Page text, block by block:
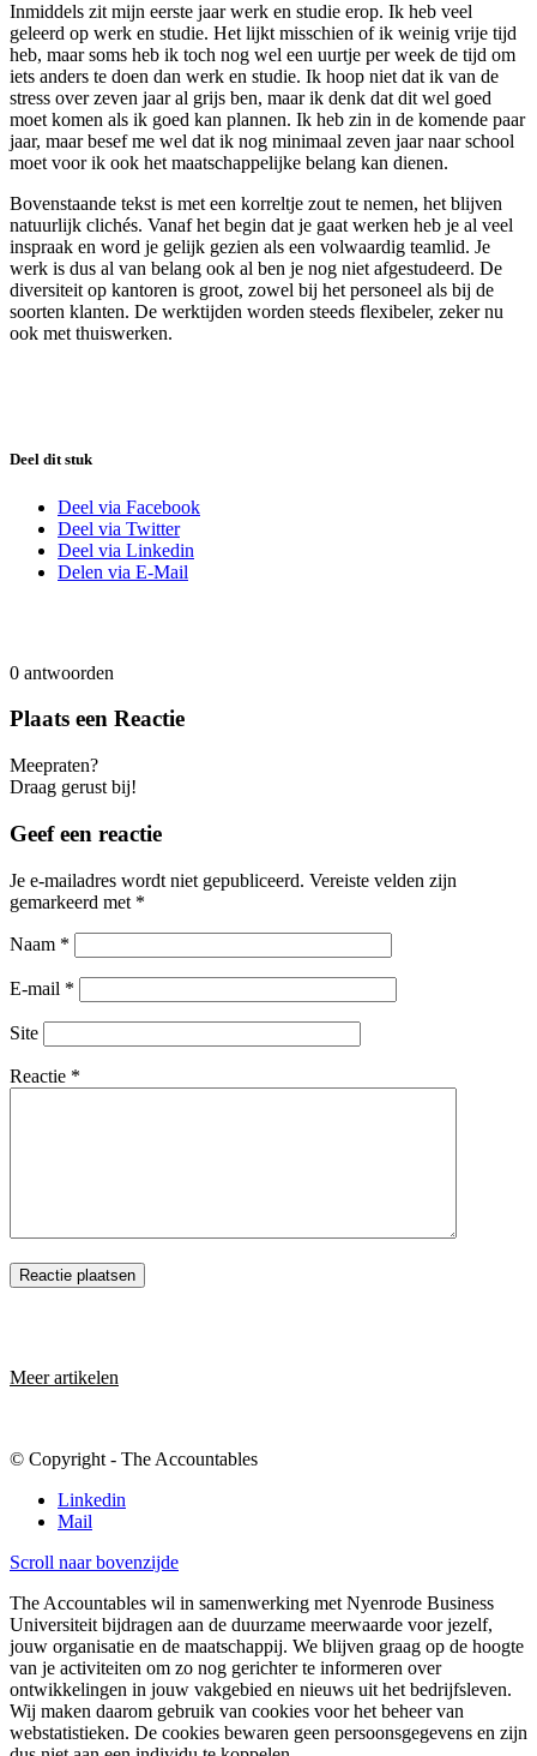
Inmiddels zit mijn eerste jaar werk en studie erop. Ik heb veel
geleerd op werk en studie. Het lijkt misschien of ik weinig vrije tijd
heb, maar soms heb ik toch nog wel een uurtje per week de tijd om
iets anders te doen dan werk en studie. Ik hoop niet dat ik van de
stress over zeven jaar al grijs ben, maar ik denk dat dit wel goed
moet komen als ik goed kan plannen. Ik heb zin in de komende paar
jaar, maar besef me wel dat ik nog minimaal zeven jaar naar school
moet voor ik ook het maatschappelijke belang kan dienen.
Bovenstaande tekst is met een korreltje zout te nemen, het blijven
natuurlijk clichés. Vanaf het begin dat je gaat werken heb je al veel
inspraak en word je gelijk gezien als een volwaardig teamlid. Je
werk is dus al van belang ook al ben je nog niet afgestudeerd. De
diversiteit op kantoren is groot, zowel bij het personeel als bij de
soorten klanten. De werktijden worden steeds flexibeler, zeker nu
ook met thuiswerken.
Deel dit stuk
Deel via Facebook
Deel via Twitter
Deel via Linkedin
Delen via E-Mail
0 antwoorden
Plaats een Reactie
Meepraten?
Draag gerust bij!
Geef een reactie
Je e-mailadres wordt niet gepubliceerd. Vereiste velden zijn
gemarkeerd met *
Naam *
E-mail *
Site
Reactie *
Meer artikelen
© Copyright - The Accountables
Linkedin
Mail
Scroll naar bovenzijde
The Accountables wil in samenwerking met Nyenrode Business
Universiteit bijdragen aan de duurzame meerwaarde voor jezelf,
jouw organisatie en de maatschappij. We blijven graag op de hoogte
van je activiteiten om zo nog gerichter te informeren over
ontwikkelingen in jouw vakgebied en nieuws uit het bedrijfsleven.
Wij maken daarom gebruik van cookies voor het beheer van
webstatistieken. De cookies bewaren geen persoonsgegevens en zijn